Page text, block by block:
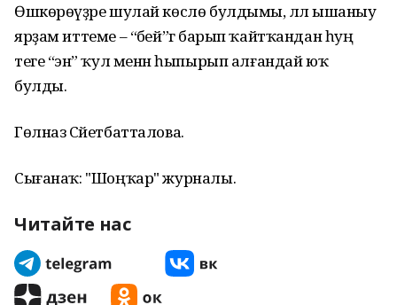
Өшкөрөүҙәре шулай көслө булдымы, әллә ышаныу
ярҙам иттеме – “әбей”гә барып ҡайтҡандан һуң
теге “энә” ҡул менән һыпырып алғандай юҡ
булды.
Гөлназ Сәйетбатталова.
Сығанаҡ: "Шоңҡар" журналы.
Читайте нас